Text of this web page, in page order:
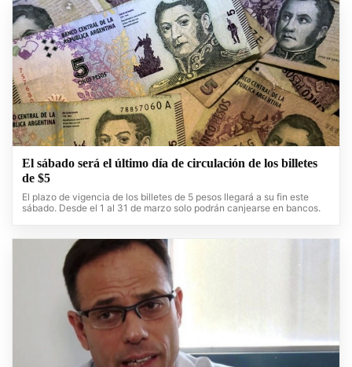
El sábado será el último día de circulación de los billetes
de $5
El plazo de vigencia de los billetes de 5 pesos llegará a su fin este
sábado. Desde el 1 al 31 de marzo solo podrán canjearse en bancos.